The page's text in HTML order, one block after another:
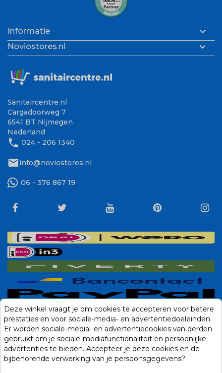
Informatie 
Noviostores.nl 
Sanitaircentre.nl
Cargadoorweg 7
6541 BT Nijmegen
Nederland
phone 024 - 206 1340
mailinfo@noviostores.nl
06 - 376 867 19
Deze winkel vraagt je om cookies te accepteren voor betere
prestaties en voor sociale-media- en advertentiedoeleinden.
Er worden sociale-media- en advertentiecookies van derden
gebruikt om je sociale-mediafunctionaliteit en persoonlijke
advertenties te bieden. Accepteer je deze cookies en de
bijbehorende verwerking van je persoonsgegevens?